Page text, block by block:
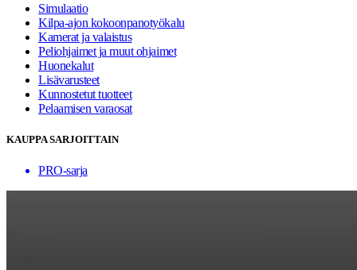
Simulaatio
Kilpa-ajon kokoonpanotyökalu
Kamerat ja valaistus
Peliohjaimet ja muut ohjaimet
Huonekalut
Lisävarusteet
Kunnostetut tuotteet
Pelaamisen varaosat
KAUPPA SARJOITTAIN
PRO-sarja